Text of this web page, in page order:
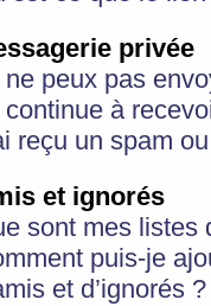
privée
ne peux pas
continue à
reçu un spam
et ignorés
sont mes listes
puis-je
et d’ignorés ?